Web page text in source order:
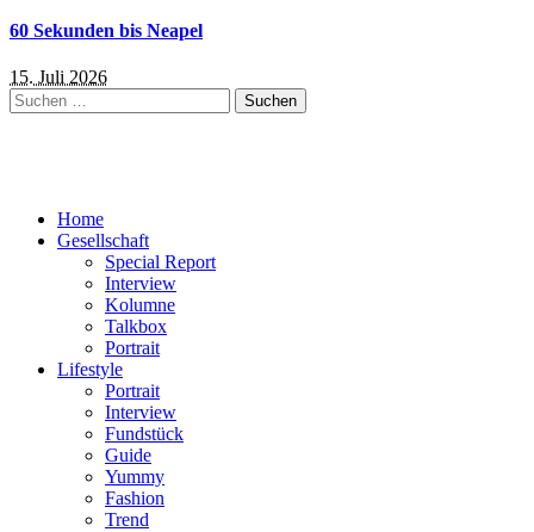
60 Sekunden bis Neapel
15. Juli 2026
Suchen
nach:
Home
Gesellschaft
Special Report
Interview
Kolumne
Talkbox
Portrait
Lifestyle
Portrait
Interview
Fundstück
Guide
Yummy
Fashion
Trend